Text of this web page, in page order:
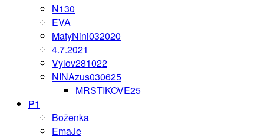
N130
EVA
MatyNini032020
4.7.2021
Vylov281022
NINAzus030625
MRSTIKOVE25
P1
Boženka
EmaJe